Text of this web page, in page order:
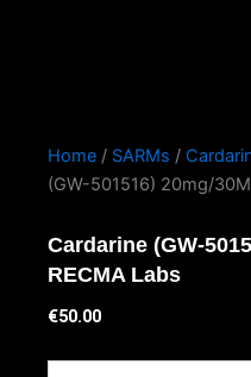
Home / SARMs /
(GW-501516) 20mg/
Cardarine (GW-
RECMA Labs
€50.00